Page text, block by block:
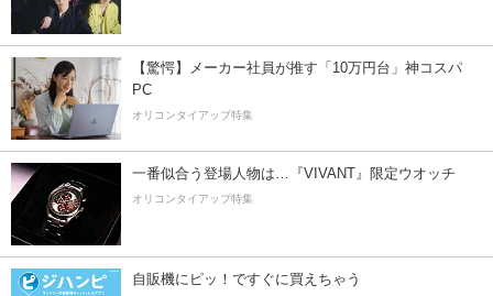
【驚愕】メーカー社員が推す「10万円台」神コスパ
PC
オリコンタイアップ特集
一番似合う登場人物は…『VIVANT』限定ウオッチ
オリコンタイアップ特集
自販機にピッ！ですぐに買えちゃう